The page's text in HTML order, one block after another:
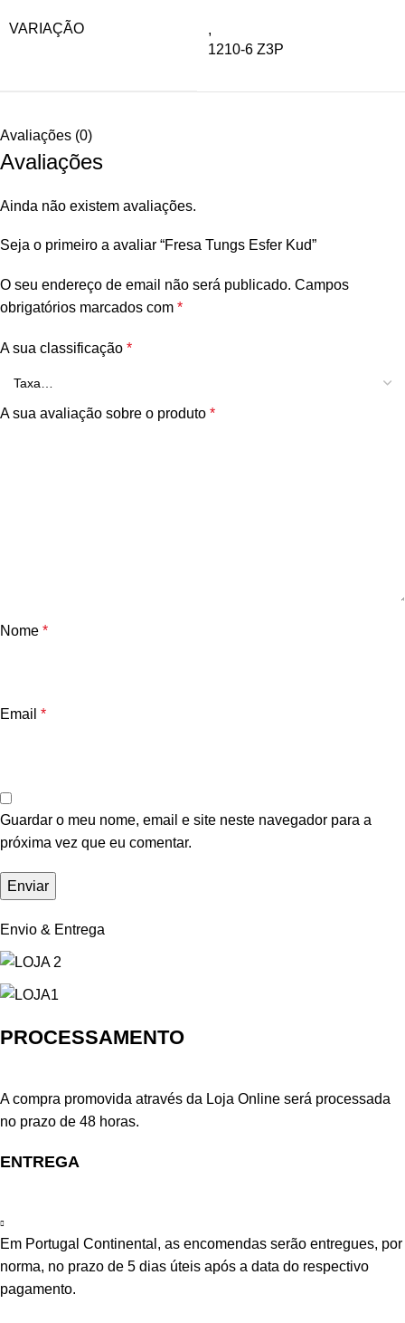
VARIAÇÃO
,
1210-6 Z3P
Avaliações (0)
Avaliações
Ainda não existem avaliações.
Seja o primeiro a avaliar “Fresa Tungs Esfer Kud”
O seu endereço de email não será publicado. Campos
obrigatórios marcados com *
A sua classificação *
A sua avaliação sobre o produto *
Nome *
Email *
Guardar o meu nome, email e site neste navegador para a
próxima vez que eu comentar.
Envio & Entrega
PROCESSAMENTO
A compra promovida através da Loja Online será processada
no prazo de 48 horas.
ENTREGA
Em Portugal Continental, as encomendas serão entregues, por
norma, no prazo de 5 dias úteis após a data do respectivo
pagamento.